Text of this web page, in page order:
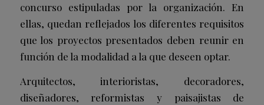
concurso estipuladas por la organización. En
ellas, quedan reflejados los diferentes requisitos
que los proyectos presentados deben reunir en
función de la modalidad a la que deseen optar.
Arquitectos, interioristas, decoradores,
diseñadores, reformistas y paisajistas de